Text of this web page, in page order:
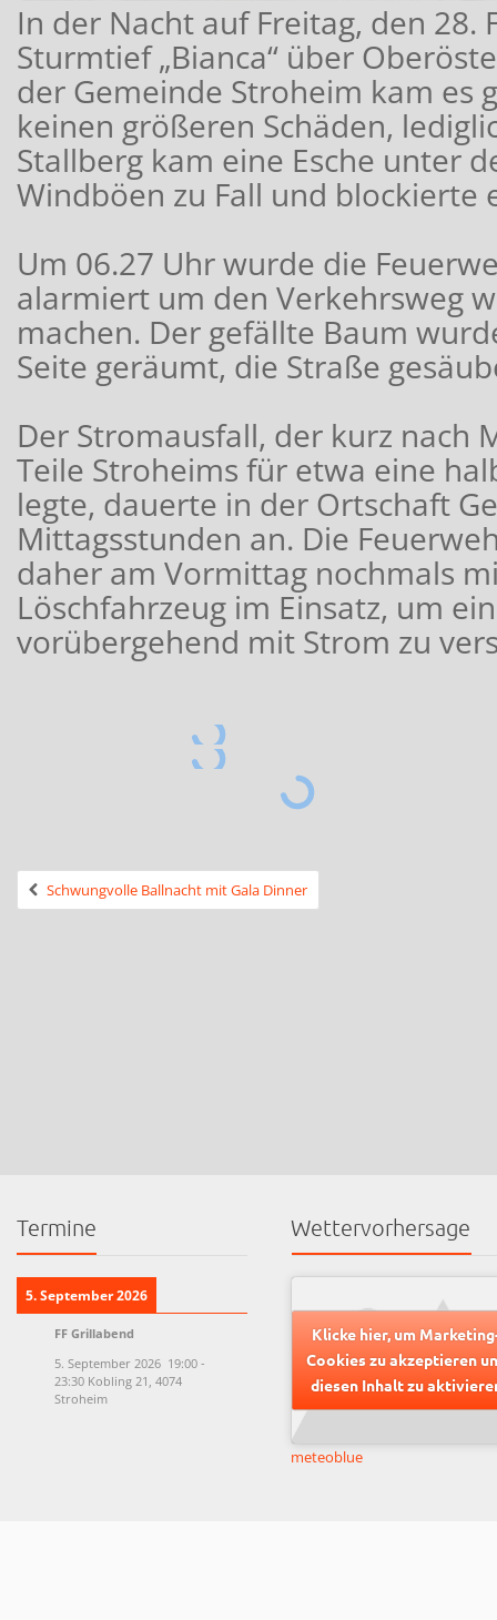
In der Nacht auf Freitag, den 28.
Sturmtief „Bianca“ über
der Gemeinde Stroheim kam es
keinen größeren Schäden,
Stallberg kam eine Esche unter
Windböen zu Fall und blockierte
Um 06.27 Uhr wurde die
alarmiert um den Verkehrsweg
machen. Der gefällte Baum
Seite geräumt, die Straße
Der Stromausfall, der kurz nach
Teile Stroheims für etwa eine
legte, dauerte in der Ortschaft
Mittagsstunden an. Die
daher am Vormittag nochmals
Löschfahrzeug im Einsatz, um
vorübergehend mit Strom zu
Schwungvolle Ballnacht mit Gala Dinner
Termine
5. September 2026
FF Grillabend
5. September 2026 19:00 -
23:30 Kobling 21, 4074
Stroheim
Wettervorhersage
Klicke hier, um
Cookies zu akzeptieren
diesen Inhalt zu
meteoblue